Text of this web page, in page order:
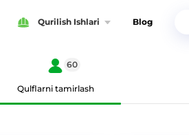
Qurilish Ishlari Blog
Qulflarni tamirlash
60